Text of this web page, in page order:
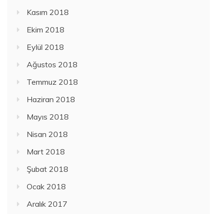
Kasım 2018
Ekim 2018
Eylül 2018
Ağustos 2018
Temmuz 2018
Haziran 2018
Mayıs 2018
Nisan 2018
Mart 2018
Şubat 2018
Ocak 2018
Aralık 2017